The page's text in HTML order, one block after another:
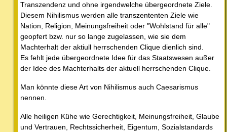
Transzendenz und ohne irgendwelche übergeordnete Ziele.
Diesem Nihilismus werden alle transzententen Ziele wie
Nation, Religion, Meinungsfreiheit oder "Wohlstand für alle"
geopfert bzw. nur so lange zugelassen, wie sie dem
Machterhalt der aktiull herrschenden Clique dienlich sind.
Es fehlt jede übergeordnete Idee für das Staatswesen außer
der Idee des Machterhalts der aktuell herrschenden Clique.
Man könnte diese Art von Nihilismus auch Caesarismus
nennen.
Alle heiligen Kühe wie Gerechtigkeit, Meinungsfreiheit, Glaube
und Vertrauen, Rechtssicherheit, Eigentum, Sozialstandards